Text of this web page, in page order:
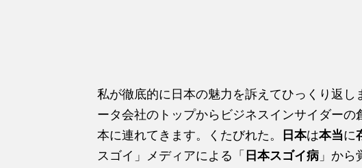
私が徹底的に日本の魅力を訴えてひっくり返
ータ会社のトップからビジネスインサイダーの
本に連れてきます。くたびれた。
日本は本当に
スゴイ」メディアによる「 日本スゴイ病 」から